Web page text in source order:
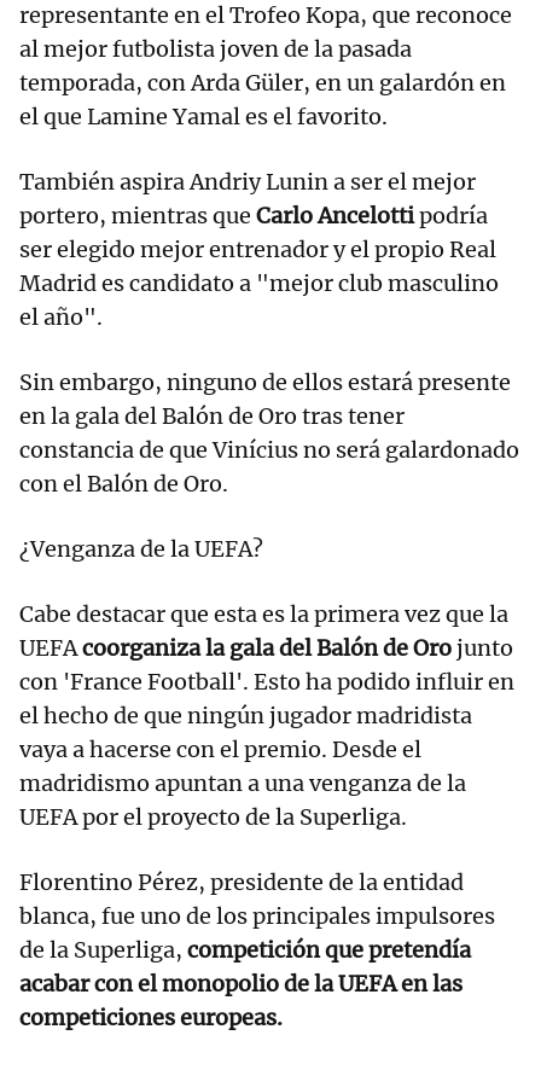
representante en el Trofeo Kopa, que reconoce
al mejor futbolista joven de la pasada
temporada, con Arda Güler, en un galardón en
el que Lamine Yamal es el favorito.
También aspira Andriy Lunin a ser el mejor
portero, mientras que Carlo Ancelottipodría
ser elegido mejor entrenador y el propio Real
Madrid es candidato a "mejor club masculino
el año".
Sin embargo, ninguno de ellos estará presente
en la gala del Balón de Oro tras tener
constancia de que Vinícius no será galardonado
con el Balón de Oro.
¿Venganza de la UEFA?
Cabe destacar que esta es la primera vez que la
UEFAcoorganiza la gala del Balón de Orojunto
con 'France Football'. Esto ha podido influir en
el hecho de que ningún jugador madridista
vaya a hacerse con el premio. Desde el
madridismo apuntan a una venganza de la
UEFA por el proyecto de la Superliga.
Florentino Pérez, presidente de la entidad
blanca, fue uno de los principales impulsores
de la Superliga, competición que pretendía
acabar con el monopolio de la UEFA en las
competiciones europeas.